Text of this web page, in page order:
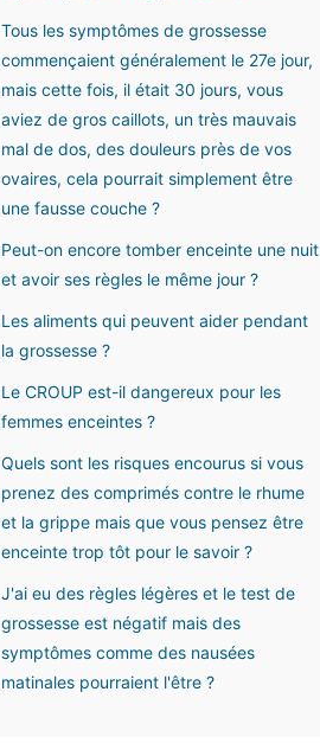
Tous les symptômes de grossesse
commençaient généralement le 27e jour,
mais cette fois, il était 30 jours, vous
aviez de gros caillots, un très mauvais
mal de dos, des douleurs près de vos
ovaires, cela pourrait simplement être
une fausse couche ?
Peut-on encore tomber enceinte une nuit
et avoir ses règles le même jour ?
Les aliments qui peuvent aider pendant
la grossesse ?
Le CROUP est-il dangereux pour les
femmes enceintes ?
Quels sont les risques encourus si vous
prenez des comprimés contre le rhume
et la grippe mais que vous pensez être
enceinte trop tôt pour le savoir ?
J'ai eu des règles légères et le test de
grossesse est négatif mais des
symptômes comme des nausées
matinales pourraient l'être ?